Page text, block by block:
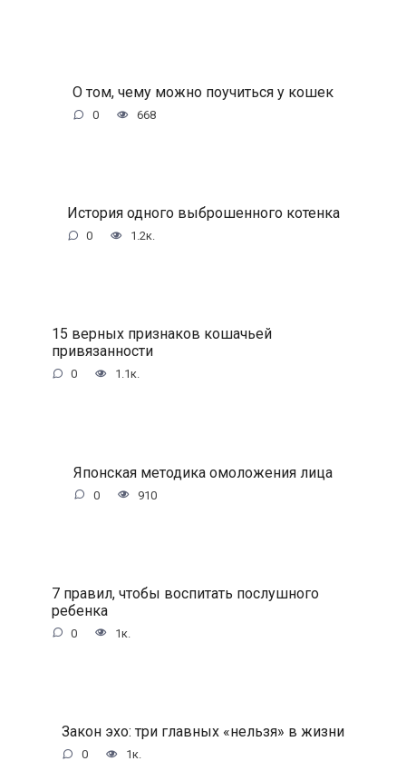
О том, чему можно поучиться у кошек
0 668
История одного выброшенного котенка
0 1.2к.
15 верных признаков кошачьей
привязанности
0 1.1к.
Японская методика омоложения лица
0 910
7 правил, чтобы воспитать послушного
ребенка
0 1к.
Закон эхо: три главных «нельзя» в жизни
0 1к.